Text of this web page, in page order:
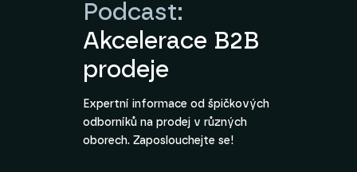
Podcast:
Akcelerace B2B
prodeje
Expertní informace od špičkových
odborníků na prodej v různých
oborech. Zaposlouchejte se!